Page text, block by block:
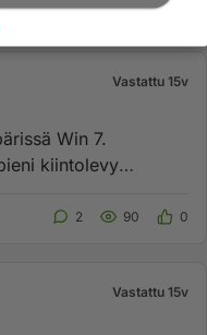
Vastattu 15v
Win 7.
kiintolevy
2 90 0
Vastattu 15v